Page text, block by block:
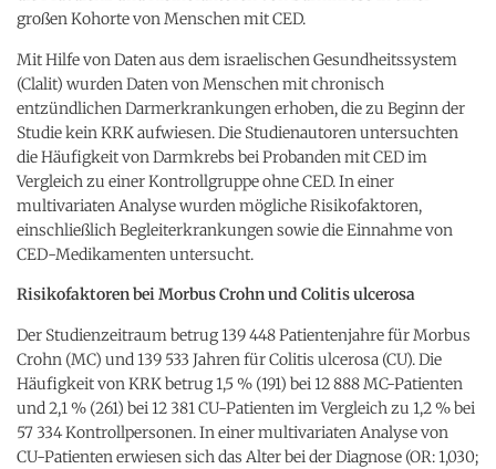
großen Kohorte von Menschen mit CED.
Mit Hilfe von Daten aus dem israelischen Gesundheitssystem
(Clalit) wurden Daten von Menschen mit chronisch
entzündlichen Darmerkrankungen erhoben, die zu Beginn der
Studie kein KRK aufwiesen. Die Studienautoren untersuchten
die Häufigkeit von Darmkrebs bei Probanden mit CED im
Vergleich zu einer Kontrollgruppe ohne CED. In einer
multivariaten Analyse wurden mögliche Risikofaktoren,
einschließlich Begleiterkrankungen sowie die Einnahme von
CED-Medikamenten untersucht.
Risikofaktoren bei Morbus Crohn und Colitis ulcerosa
Der Studienzeitraum betrug 139 448 Patientenjahre für Morbus
Crohn (MC) und 139 533 Jahren für Colitis ulcerosa (CU). Die
Häufigkeit von KRK betrug 1,5 % (191) bei 12 888 MC-Patienten
und 2,1 % (261) bei 12 381 CU-Patienten im Vergleich zu 1,2 % bei
57 334 Kontrollpersonen. In einer multivariaten Analyse von
CU-Patienten erwiesen sich das Alter bei der Diagnose (OR: 1,030;